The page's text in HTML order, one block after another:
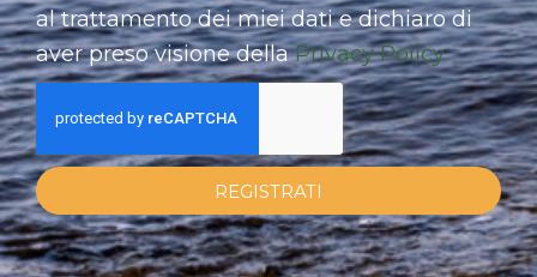
al trattamento dei miei dati e dichiaro di
aver preso visione dellaPrivacy Policy
REGISTRATI